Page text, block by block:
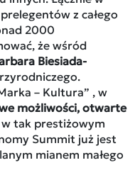
z całego
2000
że wśród
Biesiada-
– Kultura” , w
możliwości, otwarte
tak prestiżowym
Summit już jest
mianem małego